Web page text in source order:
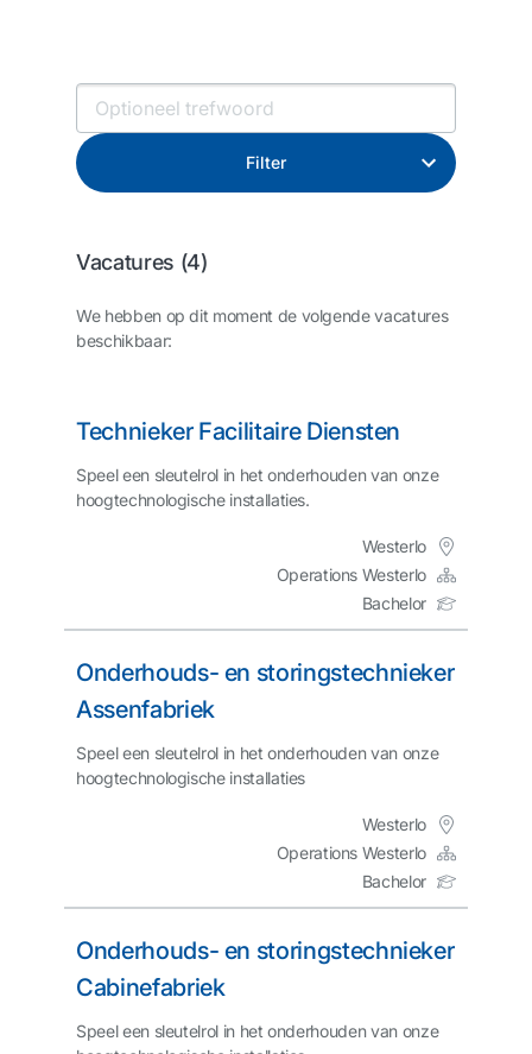
Filter
Vacatures (4)
We hebben op dit moment de volgende vacatures
beschikbaar:
Technieker Facilitaire Diensten
Speel een sleutelrol in het onderhouden van onze
hoogtechnologische installaties.
Westerlo
Operations Westerlo
Bachelor
Onderhouds- en storingstechnieker
Assenfabriek
Speel een sleutelrol in het onderhouden van onze
hoogtechnologische installaties
Westerlo
Operations Westerlo
Bachelor
Onderhouds- en storingstechnieker
Cabinefabriek
Speel een sleutelrol in het onderhouden van onze